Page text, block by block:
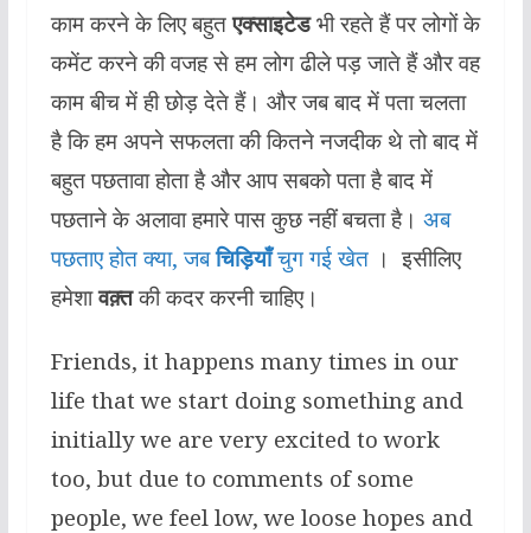
काम करने के लिए बहुतएक्साइटेडभी रहते हैं पर लोगों के
कमेंट करने की वजह से हम लोग ढीले पड़ जाते हैं और वह
काम बीच में ही छोड़ देते हैं। और जब बाद में पता चलता
है कि हम अपने सफलता की कितने नजदीक थे तो बाद में
बहुत पछतावा होता है और आप सबको पता है बाद में
पछताने के अलावा हमारे पास कुछ नहीं बचता है। अब
पछताए होत क्या, जबचिड़ियाँचुग गई खेत। इसीलिए
हमेशावक़्तकी कदर करनी चाहिए।
Friends, it happens many times in our
life that we start doing something and
initially we are very excited to work
too, but due to comments of some
people, we feel low, we loose hopes and